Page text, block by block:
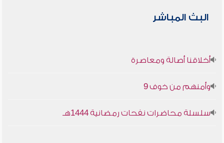
البث المباشر
أخلاقنا أصالة ومعاصرة
وأمنهم من خوف 9
سلسلة محاضرات نفحات رمضانية 1444هـ